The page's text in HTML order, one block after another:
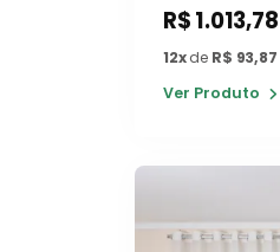
R$ 1.013,78
12xde R$ 93,87
Ver Produto